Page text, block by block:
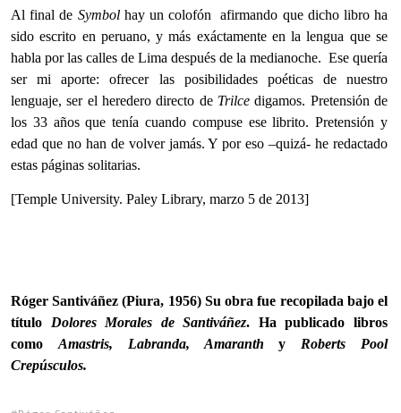
Al final de Symbolhay un colofón afirmando que dicho libro ha
sido escrito en peruano, y más exáctamente en la lengua que se
habla por las calles de Lima después de la medianoche. Ese quería
ser mi aporte: ofrecer las posibilidades poéticas de nuestro
lenguaje, ser el heredero directo de Trilce digamos. Pretensión de
los 33 años que tenía cuando compuse ese librito. Pretensión y
edad que no han de volver jamás. Y por eso –quizá- he redactado
estas páginas solitarias.
[Temple University. Paley Library, marzo 5 de 2013]
Róger Santiváñez (Piura, 1956) Su obra fue recopilada bajo el
título Dolores Morales de Santiváñez. Ha publicado libros
como Amastris, Labranda, Amaranth y Roberts Pool
Crepúsculos.